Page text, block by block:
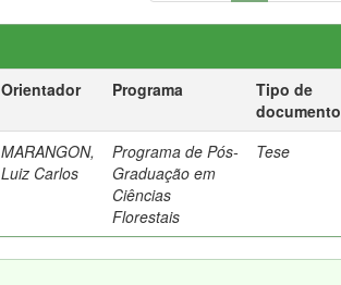
Orientador Programa
Tipo de
documento
MARANGON,
Luiz Carlos
Programa de Pós-
Graduação em
Ciências
Florestais
Tese